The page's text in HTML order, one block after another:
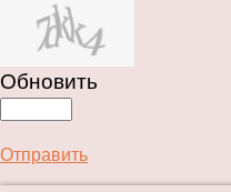
Обновить
Отправить